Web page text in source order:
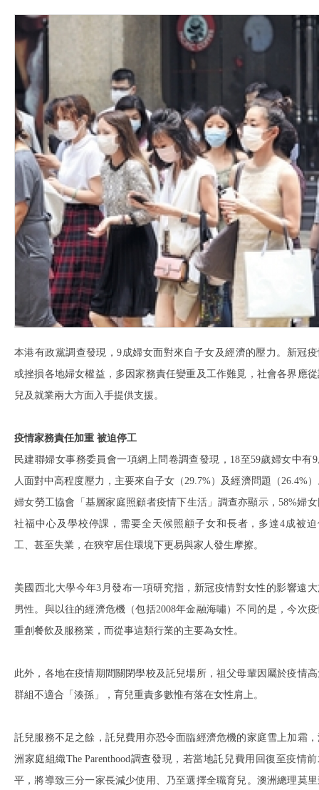
本港有政黨調查發現，9成婦女面對來自子女及經濟的壓力。新冠疫
或挫損各地婦女權益，多因家務責任變重及工作難覓，社會各界應
兒及就業兩大方面入手提供支援。
疫情家務責任加重 被迫停工
民建聯婦女事務委員會一項網上問卷調查發現，18至59歲婦女中有
人面對中高程度壓力，主要來自子女（29.7%）及經濟問題（26.4%
婦女勞工協會「基層家庭照顧者疫情下生活」調查亦顯示，58%婦
社福中心及學校停課，需要全天候照顧子女和長者，多達4成被迫
工、甚至失業，在狹窄居住環境下更易與家人發生摩擦。
美國西北大學今年3月發布一項研究指，新冠疫情對女性的影響遠大
男性。與以往的經濟危機（包括2008年金融海嘯）不同的是，今次
重創餐飲及服務業，而從事這類行業的主要為女性。
此外，各地在疫情期間關閉學校及託兒場所，祖父母輩因屬於疫情
群組不適合「湊孫」，育兒重責多數惟有落在女性肩上。
託兒服務不足之餘，託兒費用亦恐令面臨經濟危機的家庭雪上加霜
洲家庭組織The Parenthood調查發現，若當地託兒費用回復至疫情
平，將導致三分一家長減少使用、乃至選擇全職育兒。澳洲總理莫